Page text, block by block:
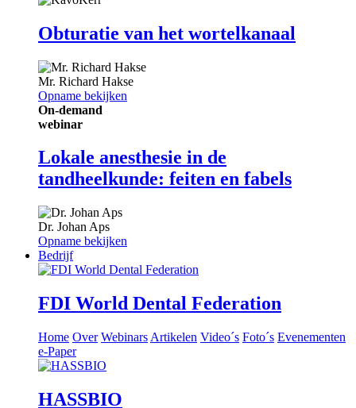
Obturatie van het wortelkanaal
Mr. Richard Hakse
Opname bekijken
On-demand
webinar
Lokale anesthesie in de
tandheelkunde: feiten en fabels
Dr. Johan Aps
Opname bekijken
Bedrijf
FDI World Dental Federation
Home Over Webinars Artikelen Video´s Foto´s Evenementen
e-Paper
HASSBIO